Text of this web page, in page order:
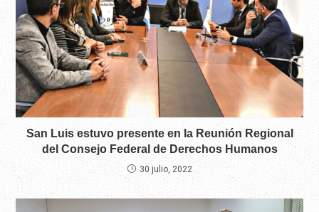
San Luis estuvo presente en la Reunión Regional
del Consejo Federal de Derechos Humanos
30 julio, 2022